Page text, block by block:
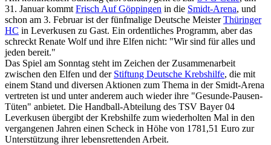
31. Januar kommt Frisch Auf Göppingen in die Smidt-Arena, und
schon am 3. Februar ist der fünfmalige Deutsche MeisterThüringer
HC in Leverkusen zu Gast. Ein ordentliches Programm, aber das
schreckt Renate Wolf und ihre Elfen nicht: "Wir sind für alles und
jeden bereit."
Das Spiel am Sonntag steht im Zeichen der Zusammenarbeit
zwischen den Elfen und der Stiftung Deutsche Krebshilfe, die mit
einem Stand und diversen Aktionen zum Thema in der Smidt-Arena
vertreten ist und unter anderem auch wieder ihre "Gesunde-Pausen-
Tüten" anbietet. Die Handball-Abteilung des TSV Bayer 04
Leverkusen übergibt der Krebshilfe zum wiederholten Mal in den
vergangenen Jahren einen Scheck in Höhe von 1781,51 Euro zur
Unterstützung ihrer lebensrettenden Arbeit.